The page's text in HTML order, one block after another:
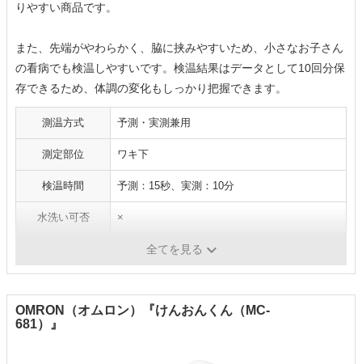
りやすい商品です。
また、先端がやわらかく、脇に挟みやすいため、小さなお子さん
の看病でも検温しやすいです。検温結果はデータとして10回分保
存できるため、体調の変化もしっかり把握できます。
測温方式 予測・実測兼用
測定部位 ワキ下
検温時間 予測：15秒、実測：10分
水洗い可否 ×
全てを見る
OMRON（オムロン）『けんおんくん（MC-
681）』